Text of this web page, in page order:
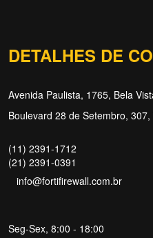
DETALHES DE
Avenida Paulista, 1765, Bela
Boulevard 28 de Setembro,
(11) 2391-1712
(21) 2391-0391
info@fortifirewall.com.br
Seg-Sex, 8:00 - 18:00